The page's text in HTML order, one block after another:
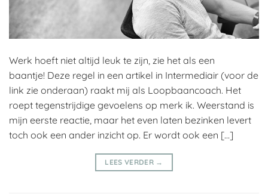
Werk hoeft niet altijd leuk te zijn, zie het als een
baantje! Deze regel in een artikel in Intermediair (voor de
link zie onderaan) raakt mij als Loopbaancoach. Het
roept tegenstrijdige gevoelens op merk ik. Weerstand is
mijn eerste reactie, maar het even laten bezinken levert
toch ook een ander inzicht op. Er wordt ook een […]
LEES VERDER →